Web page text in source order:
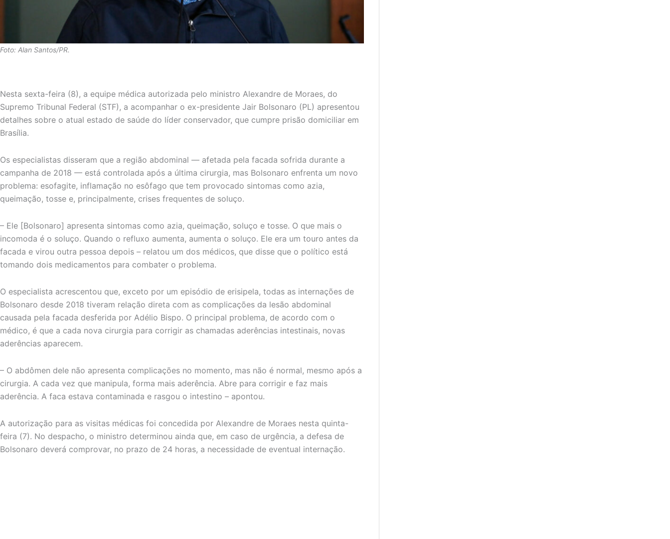
Foto: Alan Santos/PR.
Nesta sexta-feira (8), a equipe médica autorizada pelo ministro Alexandre de Moraes, do
Supremo Tribunal Federal (STF), a acompanhar o ex-presidente Jair Bolsonaro (PL) apresentou
detalhes sobre o atual estado de saúde do líder conservador, que cumpre prisão domiciliar em
Brasília.
Os especialistas disseram que a região abdominal — afetada pela facada sofrida durante a
campanha de 2018 — está controlada após a última cirurgia, mas Bolsonaro enfrenta um novo
problema: esofagite, inflamação no esôfago que tem provocado sintomas como azia,
queimação, tosse e, principalmente, crises frequentes de soluço.
– Ele [Bolsonaro] apresenta sintomas como azia, queimação, soluço e tosse. O que mais o
incomoda é o soluço. Quando o refluxo aumenta, aumenta o soluço. Ele era um touro antes da
facada e virou outra pessoa depois – relatou um dos médicos, que disse que o político está
tomando dois medicamentos para combater o problema.
O especialista acrescentou que, exceto por um episódio de erisipela, todas as internações de
Bolsonaro desde 2018 tiveram relação direta com as complicações da lesão abdominal
causada pela facada desferida por Adélio Bispo. O principal problema, de acordo com o
médico, é que a cada nova cirurgia para corrigir as chamadas aderências intestinais, novas
aderências aparecem.
– O abdômen dele não apresenta complicações no momento, mas não é normal, mesmo após a
cirurgia. A cada vez que manipula, forma mais aderência. Abre para corrigir e faz mais
aderência. A faca estava contaminada e rasgou o intestino – apontou.
A autorização para as visitas médicas foi concedida por Alexandre de Moraes nesta quinta-
feira (7). No despacho, o ministro determinou ainda que, em caso de urgência, a defesa de
Bolsonaro deverá comprovar, no prazo de 24 horas, a necessidade de eventual internação.